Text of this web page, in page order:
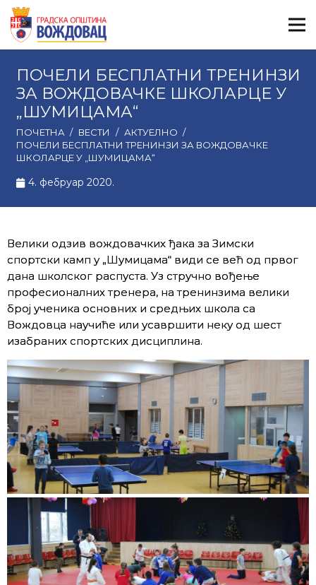
ПОЧЕЛИ БЕСПЛАТНИ ТРЕНИНЗИ
ЗА ВОЖДОВАЧКЕ ШКОЛАРЦЕ У
„ШУМИЦАМА“
ПОЧЕТНА / ВЕСТИ / АКТУЕЛНО /
ПОЧЕЛИ БЕСПЛАТНИ ТРЕНИНЗИ ЗА ВОЖДОВАЧКЕ
ШКОЛАРЦЕ У „ШУМИЦАМА“
4. фебруар 2020.
Велики одзив вождовачких ђака за Зимски
спортски камп у „Шумицама“ види се већ од првог
дана школског распуста. Уз стручно вођење
професионалних тренера, на тренинзима велики
број ученика основних и средњих школа са
Вождовца научиће или усавршити неку од шест
изабраних спортских дисциплина.